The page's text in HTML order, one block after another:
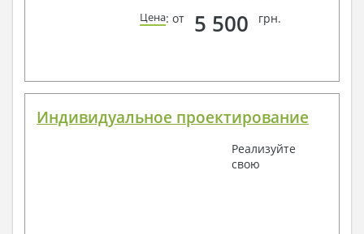
Цена: от 5 500 грн.
Индивидуальное проектирование
Реализуйте
свою